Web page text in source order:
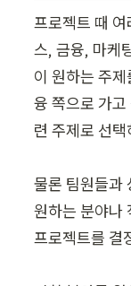
프로젝트 때
스, 금융, 마케
이 원하는 주
융 쪽으로 가
련 주제로 선
물론 팀원들과
원하는 분야나
프로젝트를 결